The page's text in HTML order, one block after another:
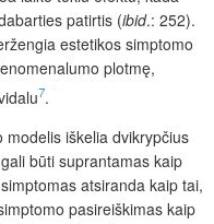
patirtis (ibid.: 252).
estetikos simptomo
plotmę,
7.
iškelia dvikrypčius
būti suprantamas kaip
atsiranda kaip tai,
pasireiškimas kaip